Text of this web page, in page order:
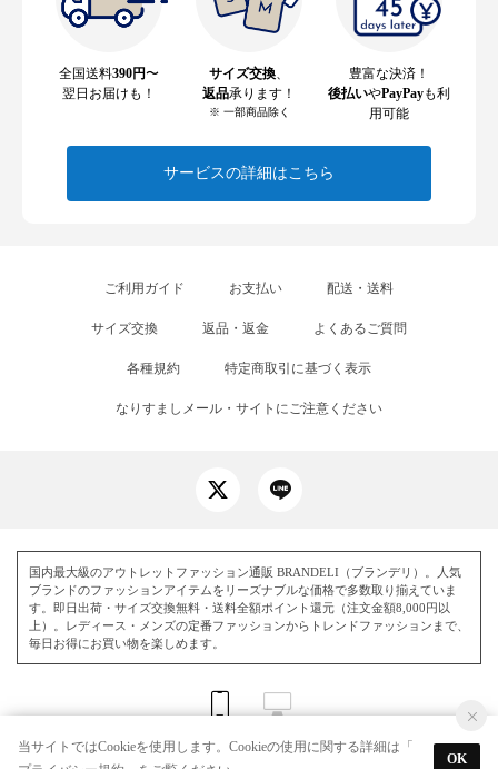
全国送料390円〜
翌日お届けも！
サイズ交換
返品承ります！
※ 一部商品除く
豊富な決済！
後払いやPayPayも利
用可能
サービスの詳細はこちら
ご利用ガイド お支払い 配送・送料
サイズ交換 返品・返金 よくあるご質問
各種規約 特定商取引に基づく表示
なりすましメール・サイトにご注意ください
国内最大級のアウトレットファッション通販 BRANDELI（ブランデリ）。人気
ブランドのファッションアイテムをリーズナブルな価格で多数取り揃えていま
す。即日出荷・サイズ交換無料・送料全額ポイント還元（注文金額8,000円以
上）。レディース・メンズの定番ファッションからトレンドファッションまで、
毎日お得にお買い物を楽しめます。
当サイトではCookieを使用します。Cookieの使用に関する詳細は「
OK